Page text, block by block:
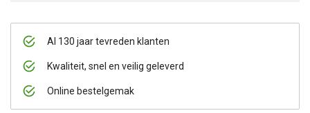
Al 130 jaar tevreden klanten
Kwaliteit, snel en veilig geleverd
Online bestelgemak